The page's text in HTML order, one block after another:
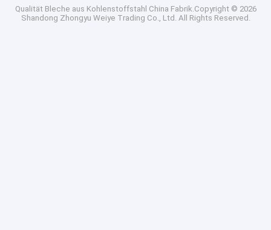
Qualität Bleche aus Kohlenstoffstahl China Fabrik.Copyright © 2026
Shandong Zhongyu Weiye Trading Co., Ltd. All Rights Reserved.